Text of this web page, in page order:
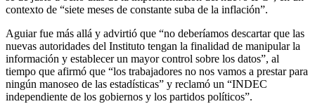
contexto de “siete meses de constante suba de la inflación”.
Aguiar fue más allá y advirtió que “no deberíamos descartar que las
nuevas autoridades del Instituto tengan la finalidad de manipular la
información y establecer un mayor control sobre los datos”, al
tiempo que afirmó que “los trabajadores no nos vamos a prestar para
ningún manoseo de las estadísticas” y reclamó un “INDEC
independiente de los gobiernos y los partidos políticos”.